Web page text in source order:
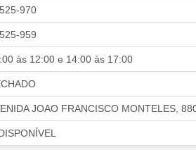
970
959
às 12:00 e 14:00 às 17:00
JOAO FRANCISCO MONTELES,